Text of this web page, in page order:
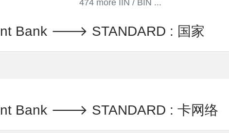
474 more IIN / BIN ...
Bank 🡒 STANDARD : 国家
Bank 🡒 STANDARD : 卡网络